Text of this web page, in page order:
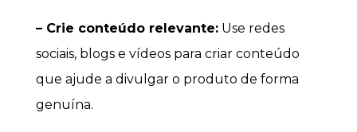
– Crie conteúdo relevante: Use redes
sociais, blogs e vídeos para criar conteúdo
que ajude a divulgar o produto de forma
genuína.